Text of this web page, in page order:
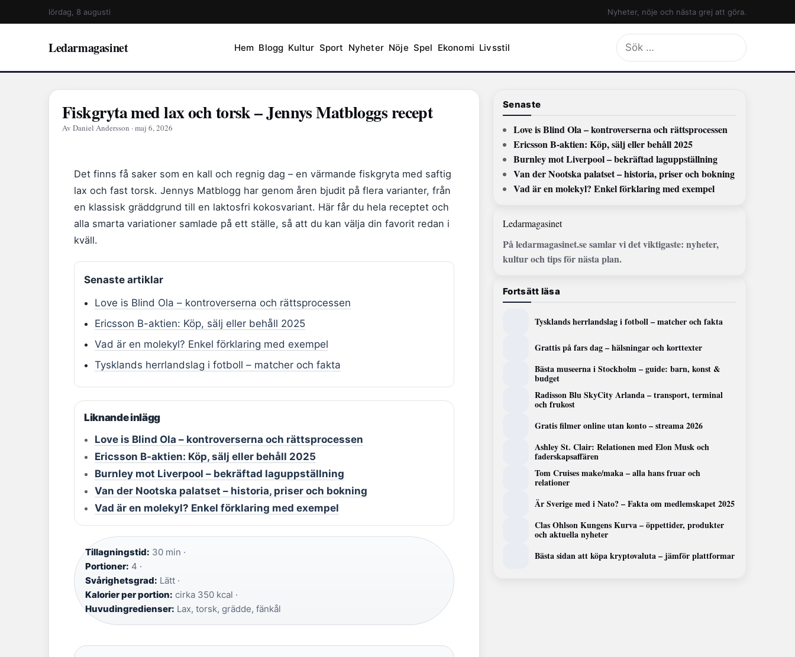
lördag, 8 augusti Nyheter, nöje och nästa grej att göra.
Ledarmagasinet Hem Blogg Kultur Sport Nyheter Nöje Spel Ekonomi Livsstil
Sök
efter:
Fiskgryta med lax och torsk – Jennys Matbloggs recept
Av Daniel Andersson · maj 6, 2026
Det finns få saker som en kall och regnig dag – en värmande fiskgryta med saftig
lax och fast torsk. Jennys Matblogg har genom åren bjudit på flera varianter, från
en klassisk gräddgrund till en laktosfri kokosvariant. Här får du hela receptet och
alla smarta variationer samlade på ett ställe, så att du kan välja din favorit redan i
kväll.
Senaste artiklar
Love is Blind Ola – kontroverserna och rättsprocessen
Ericsson B-aktien: Köp, sälj eller behåll 2025
Vad är en molekyl? Enkel förklaring med exempel
Tysklands herrlandslag i fotboll – matcher och fakta
Liknande inlägg
Love is Blind Ola – kontroverserna och rättsprocessen
Ericsson B-aktien: Köp, sälj eller behåll 2025
Burnley mot Liverpool – bekräftad laguppställning
Van der Nootska palatset – historia, priser och bokning
Vad är en molekyl? Enkel förklaring med exempel
Tillagningstid: 30 min ·
Portioner: 4 ·
Svårighetsgrad: Lätt ·
Kalorier per portion: cirka 350 kcal ·
Huvudingredienser: Lax, torsk, grädde, fänkål
Senaste
Love is Blind Ola – kontroverserna och rättsprocessen
Ericsson B-aktien: Köp, sälj eller behåll 2025
Burnley mot Liverpool – bekräftad laguppställning
Van der Nootska palatset – historia, priser och bokning
Vad är en molekyl? Enkel förklaring med exempel
Ledarmagasinet
På ledarmagasinet.se samlar vi det viktigaste: nyheter,
kultur och tips för nästa plan.
Fortsätt läsa
Tysklands herrlandslag i fotboll – matcher och fakta
Grattis på fars dag – hälsningar och korttexter
Bästa museerna i Stockholm – guide: barn, konst &
budget
Radisson Blu SkyCity Arlanda – transport, terminal
och frukost
Gratis filmer online utan konto – streama 2026
Ashley St. Clair: Relationen med Elon Musk och
faderskapsaffären
Tom Cruises make/maka – alla hans fruar och
relationer
Är Sverige med i Nato? – Fakta om medlemskapet 2025
Clas Ohlson Kungens Kurva – öppettider, produkter
och aktuella nyheter
Bästa sidan att köpa kryptovaluta – jämför plattformar